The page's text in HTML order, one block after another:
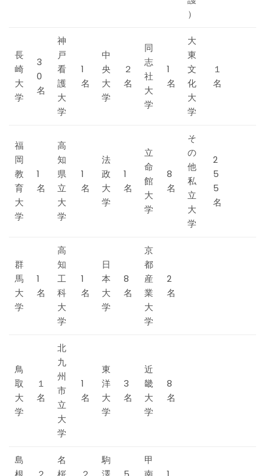
）
長
崎
大
学
3
0
名
神
戸
看
護
大
学
1
名
中
央
大
学
２
名
同
志
社
大
学
1
名
大
東
文
化
大
学
１
名
福
岡
教
育
大
学
1
名
高
知
県
立
大
学
1
名
法
政
大
学
1
名
立
命
館
大
学
8
名
そ
の
他
私
立
大
学
2
5
5
名
群
馬
大
学
1
名
高
知
工
科
大
学
1
名
日
本
大
学
8
名
京
都
産
業
大
学
2
名
鳥
取
大
学
１
名
北
九
州
市
立
大
学
1
名
東
洋
大
学
3
名
近
畿
大
学
8
名
島
名
駒
甲